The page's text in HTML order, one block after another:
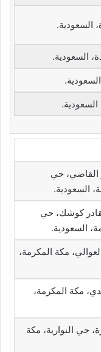
السعودية.
السعودية.
السعودية.
حي
السعودية.
كوشك، حي
السعودية.
مكة المكرمة،
مكة المكرمة،
حي النوارية، مكة